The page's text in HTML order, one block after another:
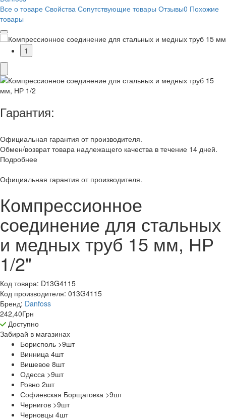
Все о товаре Свойства Сопутствующие товары Отзывы0 Похожие
товары
1
Гарантия:
Официальная гарантия от производителя.
Обмен/возврат товара надлежащего качества в течение 14 дней.
Подробнее
Официальная гарантия от производителя.
Компрессионное
соединение для стальных
и медных труб 15 мм, НР
1/2"
Код товара: D13G4115
Код производителя: 013G4115
Бренд: Danfoss
242,40Грн
Доступно
Забирай в магазинах
Борисполь >9шт
Винница 4шт
Вишевое 8шт
Одесса >9шт
Ровно 2шт
Софиевская Борщаговка >9шт
Чернигов >9шт
Черновцы 4шт